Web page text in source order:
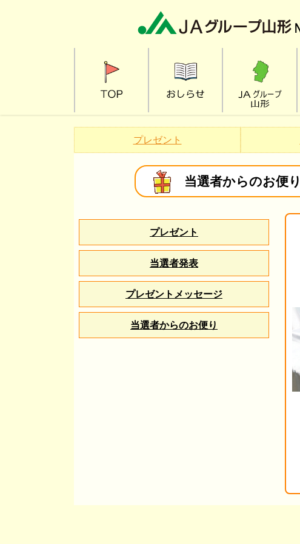
プレゼント
当選者からのお便り
プレゼント
当選者発表
プレゼントメッセージ
当選者からのお便り